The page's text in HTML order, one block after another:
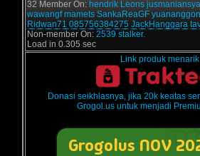
32 Member On: hendrik Leons
wawangf mamets SankaReaGF
Ridwan71 085756384275 JackHanggara
Non-member On: 2539 stalker.
Load in 0.305 sec
Link produk menarik
Donasi seikhlasnya, jika 20k keatas
Grogol.us untuk menjadi